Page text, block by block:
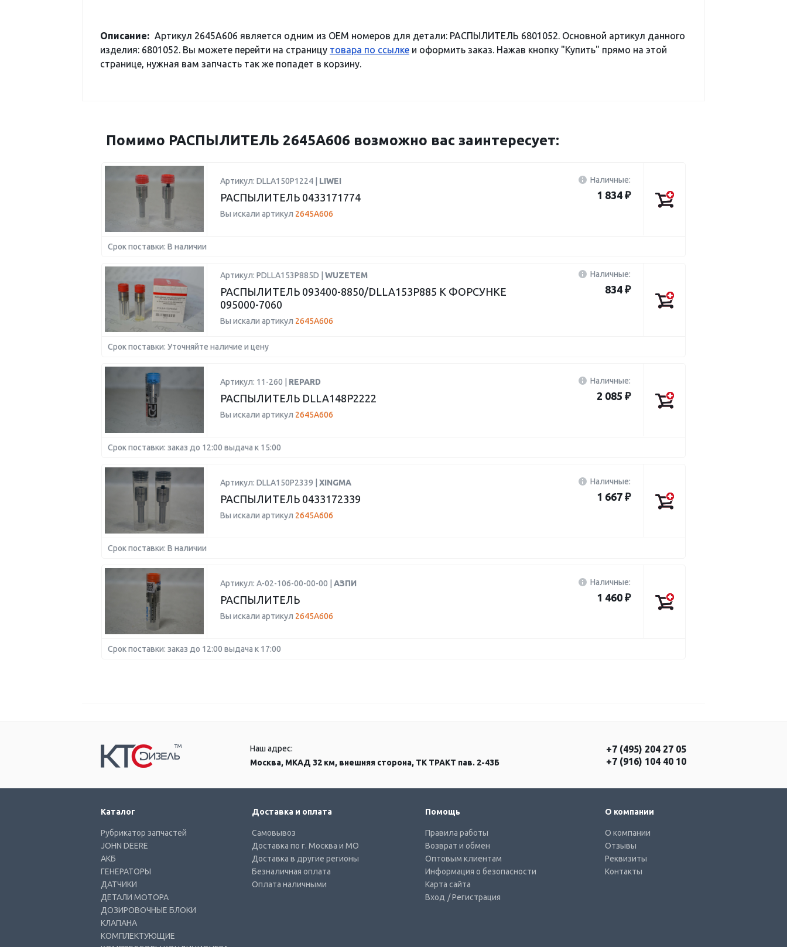
Описание: Артикул 2645A606 является одним из OEM номеров для детали: РАСПЫЛИТЕЛЬ 6801052. Основной артикул данного
изделия: 6801052. Вы можете перейти на страницу товара по ссылке и оформить заказ. Нажав кнопку "Купить" прямо на этой
странице, нужная вам запчасть так же попадет в корзину.
Помимо РАСПЫЛИТЕЛЬ 2645A606 возможно вас заинтересует:
Артикул: DLLA150P1224 | LIWEI
РАСПЫЛИТЕЛЬ 0433171774
Вы искали артикул 2645A606
Наличные:
1 834 ₽
Срок поставки: В наличии
Артикул: PDLLA153P885D | WUZETEM
РАСПЫЛИТЕЛЬ 093400-8850/DLLA153P885 К ФОРСУНКЕ
095000-7060
Вы искали артикул 2645A606
Наличные:
834 ₽
Срок поставки: Уточняйте наличие и цену
Артикул: 11-260 | REPARD
РАСПЫЛИТЕЛЬ DLLA148P2222
Вы искали артикул 2645A606
Наличные:
2 085 ₽
Срок поставки: заказ до 12:00 выдача к 15:00
Артикул: DLLA150P2339 | XINGMA
РАСПЫЛИТЕЛЬ 0433172339
Вы искали артикул 2645A606
Наличные:
1 667 ₽
Срок поставки: В наличии
Артикул: А-02-106-00-00-00 | АЗПИ
РАСПЫЛИТЕЛЬ
Вы искали артикул 2645A606
Наличные:
1 460 ₽
Срок поставки: заказ до 12:00 выдача к 17:00
Наш адрес:
Москва, МКАД 32 км, внешняя сторона, ТК ТРАКТ пав. 2-43Б
+7 (495) 204 27 05
+7 (916) 104 40 10
Каталог
Рубрикатор запчастей
JOHN DEERE
АКБ
ГЕНЕРАТОРЫ
ДАТЧИКИ
ДЕТАЛИ МОТОРА
ДОЗИРОВОЧНЫЕ БЛОКИ
КЛАПАНА
КОМПЛЕКТУЮЩИЕ
Доставка и оплата
Самовывоз
Доставка по г. Москва и МО
Доставка в другие регионы
Безналичная оплата
Оплата наличными
Помощь
Правила работы
Возврат и обмен
Оптовым клиентам
Информация о безопасности
Карта сайта
Вход / Регистрация
О компании
О компании
Отзывы
Реквизиты
Контакты